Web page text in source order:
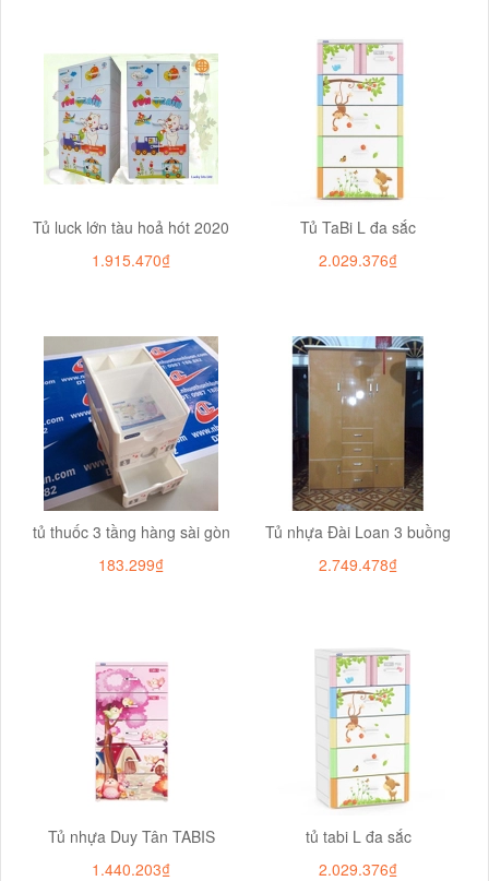
Tủ luck lớn tàu hoả hót 2020
1.915.470₫
Tủ TaBi L đa sắc
2.029.376₫
tủ thuốc 3 tầng hàng sài gòn
183.299₫
Tủ nhựa Đài Loan 3 buồng
2.749.478₫
Tủ nhựa Duy Tân TABIS
1.440.203₫
tủ tabi L đa sắc
2.029.376₫